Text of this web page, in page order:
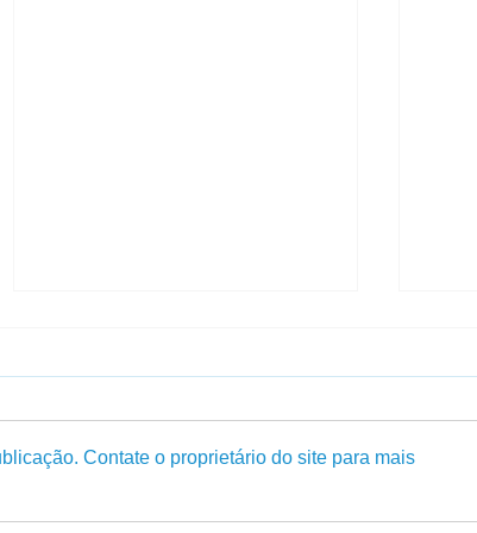
Crescimento de Pequenos
Contate o proprietário do site para mais